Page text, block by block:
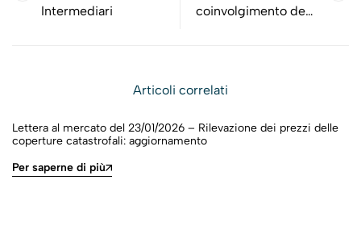
Intermediari
coinvolgimento degli
Articoli correlati
Lettera al mercato del 23/01/2026 – Rilevazione dei prezzi delle
coperture catastrofali: aggiornamento
Per saperne di più